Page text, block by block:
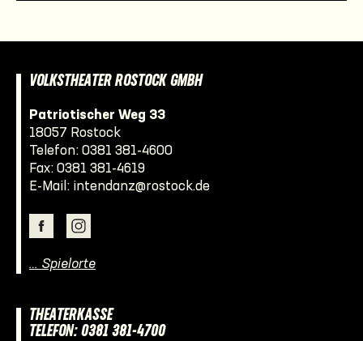
VOLKSTHEATER ROSTOCK GMBH
Patriotischer Weg 33
18057 Rostock
Telefon: 0381 381-4600
Fax: 0381 381-4619
E-Mail: intendanz@rostock.de
… Spielorte
THEATERKASSE
TELEFON: 0381 381-4700